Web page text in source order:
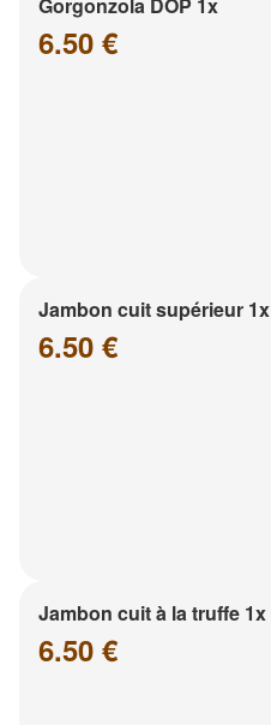
Gorgonzola DOP 1x
6.50 €
Jambon cuit supérieur 1x
6.50 €
Jambon cuit à la truffe 1x
6.50 €